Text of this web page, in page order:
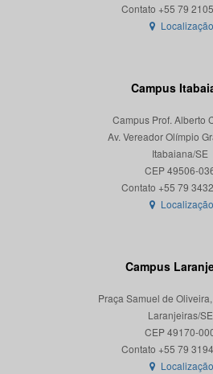
Localização
Campus
Campus Prof. Alberto
Av. Vereador Olímpio
Itabaiana/SE
CEP 49506-
Localização
Campus
Praça Samuel de
Laranjeiras/SE
CEP 49170-
Localização